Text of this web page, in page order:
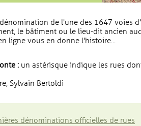
de l'une des 1647 voies
le bâtiment ou le lieu-dit ancien
ligne vous en donne l'histoire...
: un astérisque indique les rues
Sylvain Bertoldi
dénominations officielles de rues